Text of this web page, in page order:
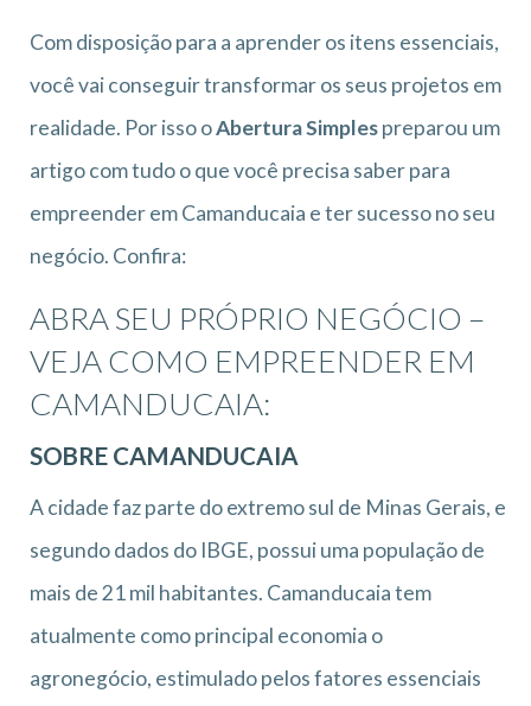
Com disposição para a aprender os itens essenciais,
você vai conseguir transformar os seus projetos em
realidade. Por isso oAbertura Simplespreparou um
artigo com tudo o que você precisa saber para
empreender em Camanducaia e ter sucesso no seu
negócio. Confira:
ABRA SEU PRÓPRIO NEGÓCIO –
VEJA COMO EMPREENDER EM
CAMANDUCAIA:
SOBRE CAMANDUCAIA
A cidade faz parte do extremo sul de Minas Gerais, e
segundo dados do IBGE, possui uma população de
mais de 21 mil habitantes. Camanducaia tem
atualmente como principal economia o
agronegócio, estimulado pelos fatores essenciais